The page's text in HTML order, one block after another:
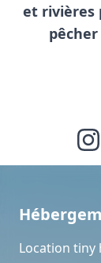
et rivières
Location tiny